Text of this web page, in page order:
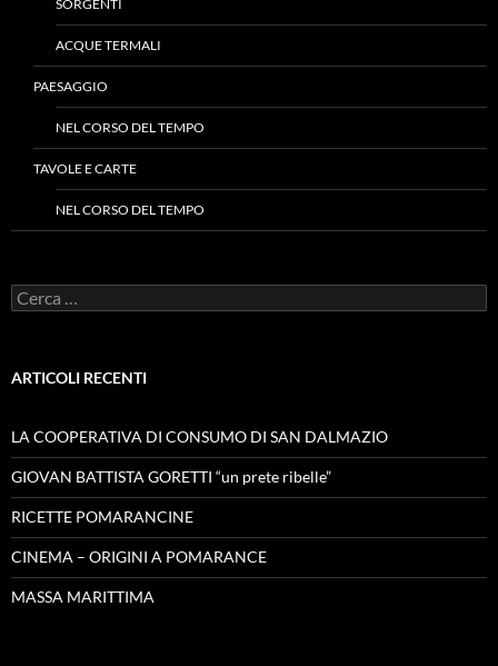
SORGENTI
ACQUE TERMALI
PAESAGGIO
NEL CORSO DEL TEMPO
TAVOLE E CARTE
NEL CORSO DEL TEMPO
Ricerca
per:
ARTICOLI RECENTI
LA COOPERATIVA DI CONSUMO DI SAN DALMAZIO
GIOVAN BATTISTA GORETTI “un prete ribelle”
RICETTE POMARANCINE
CINEMA – ORIGINI A POMARANCE
MASSA MARITTIMA